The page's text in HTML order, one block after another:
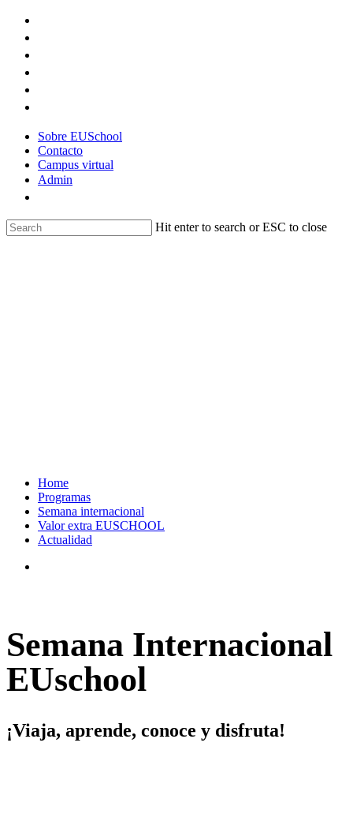
Skip
content
Sobre EUSchool
Contacto
Campus virtual
Admin
Hit enter to search or ESC to close
Home
Programas
Semana internacional
Valor extra EUSCHOOL
Actualidad
Semana Internacional
EUschool
¡Viaja, aprende, conoce y disfruta!